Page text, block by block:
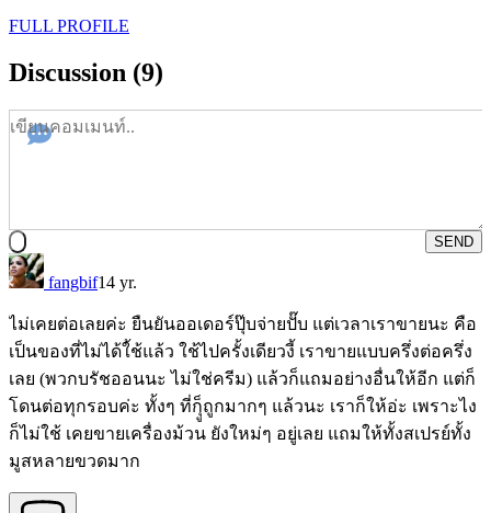
FULL PROFILE
Discussion (9)
SEND
fangbif14 yr.
ไม่เคยต่อเลยค่ะ ยืนยันออเดอร์ปุ๊บจ่ายปั๊บ แต่เวลาเราขายนะ คือ
เป็นของที่ไม่ได้ใ้ช้แล้ว ใช้ไปครั้งเดียวงี้ เราขายแบบครึ่งต่อครึ่ง
เลย (พวกบรัชออนนะ ไม่ใช่ครีม) แล้วก็แถมอย่างอื่นให้อีก แต่ก็
โดนต่อทุกรอบค่ะ ทั้งๆ ที่ก็ุูถูกมากๆ แล้วนะ เราก็ให้อ่ะ เพราะไง
ก็ไม่ใช้ เคยขายเครื่องม้วน ยังใหม่ๆ อยู่เลย แถมให้ทั้งสเปรย์ทั้ง
มูสหลายขวดมาก